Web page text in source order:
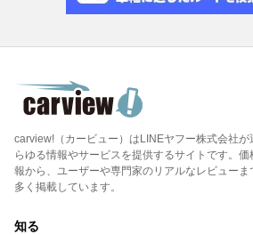
carview!（カービュー）はLINEヤフー株式会社
らゆる情報やサービスを提供するサイトです。
報から、ユーザーや専門家のリアルなレビュー
多く掲載しています。
知る